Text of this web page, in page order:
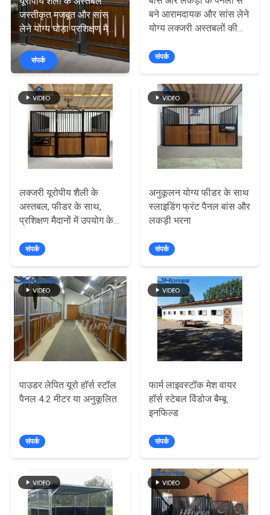
गुणवत्ता
नियंत्रण
संपर्क
करें
उद्धरण
अनुरोध
करें
साइटमैप
गोपनीयता
नीति
जस्तीकृत मजबूत और सांस
लेने योग्य घोड़ा प्रशिक्षण मैदान
की फैक्टरी प्रत्यक्ष बिक्री
संपर्क
बने आरामदायक और सांस लेने
योग्य लक्जरी अस्तबलों की
संपर्क
लक्जरी यूरोपीय शैली के
अस्तबल, फीडर के साथ,
प्रशिक्षण मैदानों में उपयोग के
योग्य
संपर्क
अनुकूलन योग्य फीडर के साथ
स्लाइडिंग फ्रंट पैनल बांस और
लकड़ी भरना
संपर्क
पाउडर लेपित यूरो हॉर्स स्टॉल
पैनल 4.2 मीटर या अनुकूलित
संपर्क
फार्म लाइवस्टॉक मेश वायर
हॉर्स स्टेबल विंडोज बैम्बू
इनफिल्ड
संपर्क